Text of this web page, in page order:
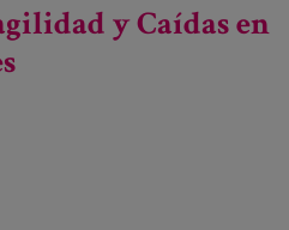
y Caídas en